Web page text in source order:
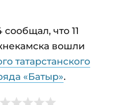
что 11
вошли
татарстанского
«Батыр».